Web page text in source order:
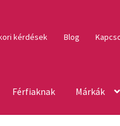
kérdések Blog
Férfiaknak Márkák